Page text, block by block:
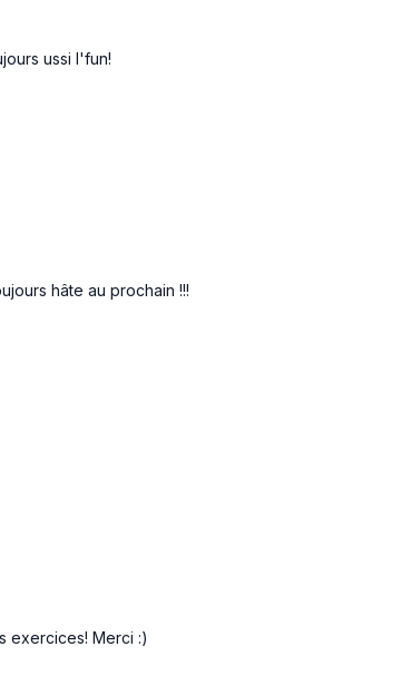
ussi l'fun!
hâte au prochain !!!
exercices! Merci :)